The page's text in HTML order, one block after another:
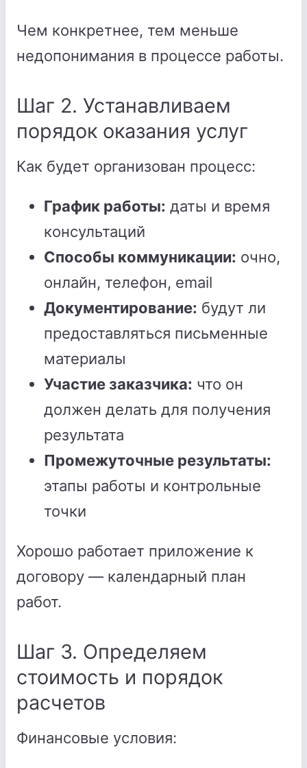
Чем конкретнее, тем меньше
недопонимания в процессе работы.
Шаг 2. Устанавливаем
порядок оказания услуг
Как будет организован процесс:
График работы: даты и время
консультаций
Способы коммуникации: очно,
онлайн, телефон, email
Документирование: будут ли
предоставляться письменные
материалы
Участие заказчика: что он
должен делать для получения
результата
Промежуточные результаты:
этапы работы и контрольные
точки
Хорошо работает приложение к
договору — календарный план
работ.
Шаг 3. Определяем
стоимость и порядок
расчетов
Финансовые условия: